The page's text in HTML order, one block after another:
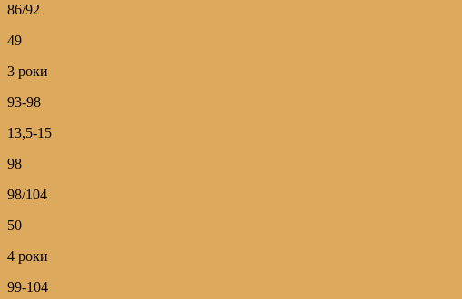
86/92
49
3 роки
93-98
13,5-15
98
98/104
50
4 роки
99-104